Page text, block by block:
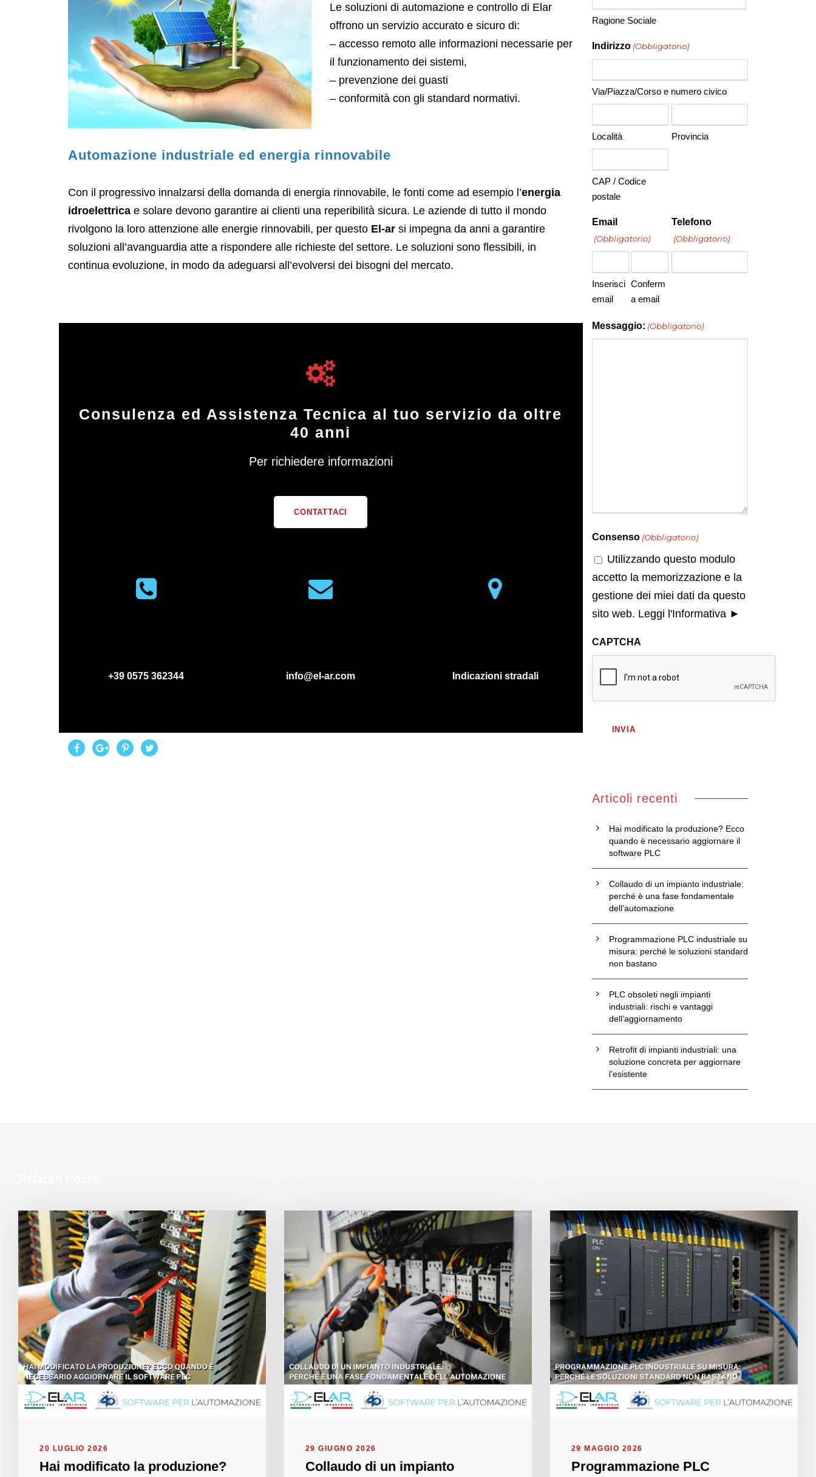
Le soluzioni di automazione e controllo di Elar
offrono un servizio accurato e sicuro di:
– accesso remoto alle informazioni necessarie per
il funzionamento dei sistemi,
– prevenzione dei guasti
– conformità con gli standard normativi.
Automazione industriale ed energia rinnovabile
Con il progressivo innalzarsi della domanda di energia rinnovabile, le fonti come ad esempio l’energia
idroelettrica e solare devono garantire ai clienti una reperibilità sicura. Le aziende di tutto il mondo
rivolgono la loro attenzione alle energie rinnovabili, per questo El-ar si impegna da anni a garantire
soluzioni all’avanguardia atte a rispondere alle richieste del settore. Le soluzioni sono flessibili, in
continua evoluzione, in modo da adeguarsi all’evolversi dei bisogni del mercato.
Consulenza ed Assistenza Tecnica al tuo servizio da oltre
40 anni
Per richiedere informazioni
CONTATTACI
+39 0575 362344 info@el-ar.com Indicazioni stradali
Ragione Sociale
Indirizzo (Obbligatorio)
Via/Piazza/Corso e numero civico
Località Provincia
CAP / Codice
postale
Email
(Obbligatorio)
Inserisci
email
Conferm
a email
Telefono
(Obbligatorio)
Messaggio: (Obbligatorio)
Consenso (Obbligatorio)
Utilizzando questo modulo
accetto la memorizzazione e la
gestione dei miei dati da questo
sito web. Leggi l'Informativa ►
CAPTCHA
Articoli recenti
Hai modificato la produzione? Ecco
quando è necessario aggiornare il
software PLC
Collaudo di un impianto industriale:
perché è una fase fondamentale
dell’automazione
Programmazione PLC industriale su
misura: perché le soluzioni standard
non bastano
PLC obsoleti negli impianti
industriali: rischi e vantaggi
dell’aggiornamento
Retrofit di impianti industriali: una
soluzione concreta per aggiornare
l’esistente
20 LUGLIO 2026
Hai modificato la produzione?
29 GIUGNO 2026
Collaudo di un impianto
29 MAGGIO 2026
Programmazione PLC